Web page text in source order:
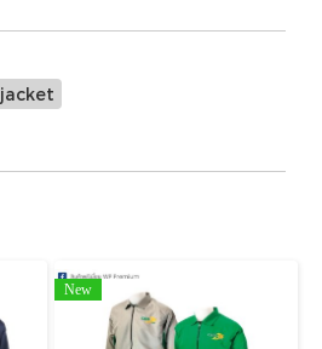
jacket
New